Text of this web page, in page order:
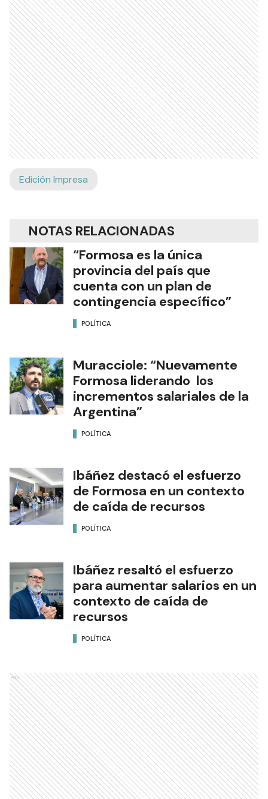
Edición Impresa
NOTAS RELACIONADAS
“Formosa es la única
provincia del país que
cuenta con un plan de
contingencia específico”
POLÍTICA
Muracciole: “Nuevamente
Formosa liderando los
incrementos salariales de la
Argentina”
POLÍTICA
Ibáñez destacó el esfuerzo
de Formosa en un contexto
de caída de recursos
POLÍTICA
Ibáñez resaltó el esfuerzo
para aumentar salarios en un
contexto de caída de
recursos
POLÍTICA
Ads